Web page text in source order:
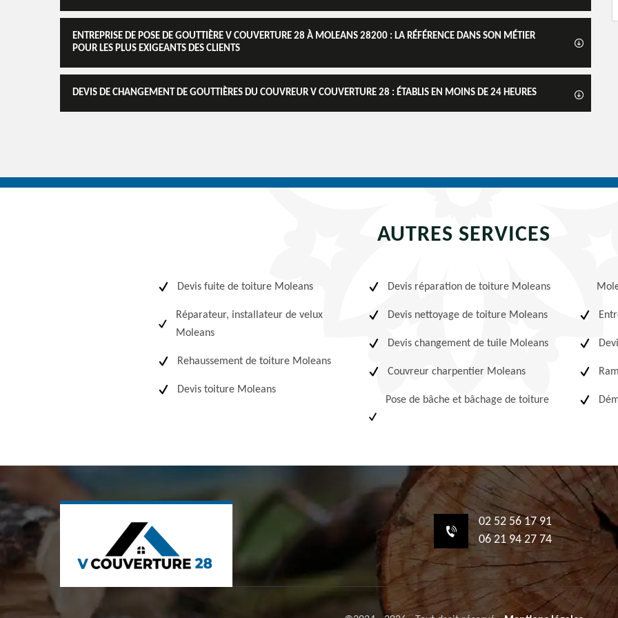
ENTREPRISE DE POSE DE GOUTTIÈRE V COUVERTURE 28 À MOLEANS 28200 : LA RÉFÉRENCE DANS SON MÉTIER
POUR LES PLUS EXIGEANTS DES CLIENTS
DEVIS DE CHANGEMENT DE GOUTTIÈRES DU COUVREUR V COUVERTURE 28 : ÉTABLIS EN MOINS DE 24 HEURES
AUTRES SERVICES
Devis fuite de toiture Moleans
Réparateur, installateur de velux
Moleans
Rehaussement de toiture Moleans
Devis toiture Moleans
Devis réparation de toiture Moleans
Devis nettoyage de toiture Moleans
Devis changement de tuile Moleans
Couvreur charpentier Moleans
Pose de bâche et bâchage de toiture
02 52 56 17 91
06 21 94 27 74